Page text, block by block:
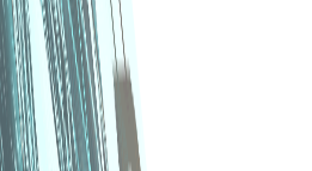
nivelurilor de stoc previne
și de suprastocuri. Analizele
cererii și la optimizarea